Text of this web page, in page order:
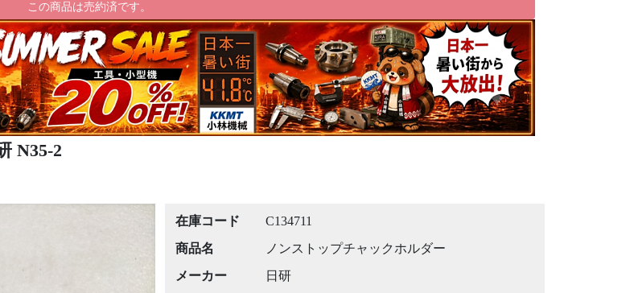
この商品は売約済です。
N35-2
在庫コード
C134711
商品名
ノンストップチャックホルダー
メーカー
日研